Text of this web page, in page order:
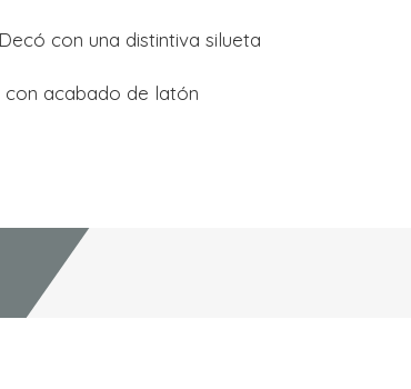
con una distintiva silueta
con acabado de latón